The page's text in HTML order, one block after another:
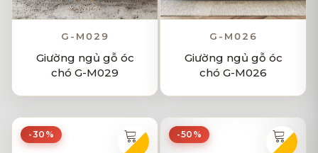
G-M029
Giường ngủ gỗ óc
chó G-M029
G-M026
Giường ngủ gỗ óc
chó G-M026
-30% -50%